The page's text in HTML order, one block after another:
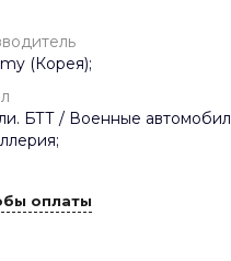
(Корея);
БТТ / Военные
оплаты